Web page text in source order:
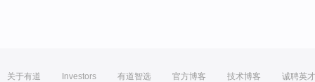
关于有道 Investors 有道智选 官方博客 技术博客 诚聘英才